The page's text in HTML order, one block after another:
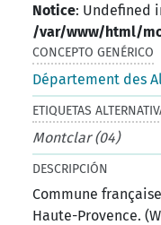
Notice: Undefined
/var/www/html/
CONCEPTO GENÉRICO
Département des
ETIQUETAS
Montclar (04)
DESCRIPCIÓN
Commune
Haute-Provence.